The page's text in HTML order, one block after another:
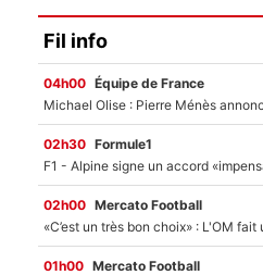
Fil info
04h00 Équipe de France
02h30 Formule1
02h00 Mercato Football
01h00 Mercato Football